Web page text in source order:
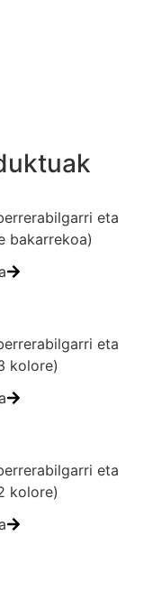
eta
bakarrekoa)
eta
kolore)
eta
kolore)